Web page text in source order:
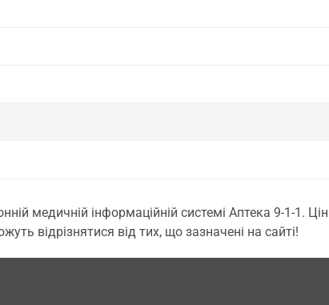
медичній інформаційній системі Аптека 9-1-1.
відрізнятися від тих, що зазначені на сайті!